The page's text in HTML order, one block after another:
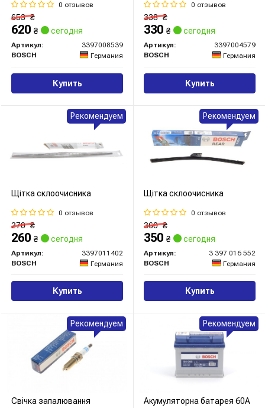
0 отзывов
653₴
620 ₴ сегодня
Артикул:
3397008539
BOSCH
Германия
Купить
0 отзывов
338₴
330 ₴ сегодня
Артикул:
3397004579
BOSCH
Германия
Купить
Щітка склоочисника
0 отзывов
270₴
260 ₴ сегодня
Артикул:
3397011402
BOSCH
Германия
Купить
Рекомендуем
Щітка склоочисника
0 отзывов
360₴
350 ₴ сегодня
Артикул:
3 397 016 552
BOSCH
Германия
Купить
Рекомендуем
Свічка запалювання
Рекомендуем
Акумуляторна батарея 60А
Рекомендуем